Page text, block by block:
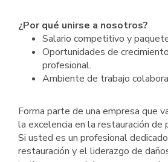
¿Por qué unirse a nosotros?
Salario competitivo y
Oportunidades de
profesional.
Ambiente de trabajo
Forma parte de una empresa que
la excelencia en la restauración de
Si usted es un profesional
restauración y el liderazgo de